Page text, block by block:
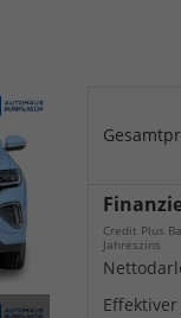
Credit Plus
Jahreszins
Effektiver